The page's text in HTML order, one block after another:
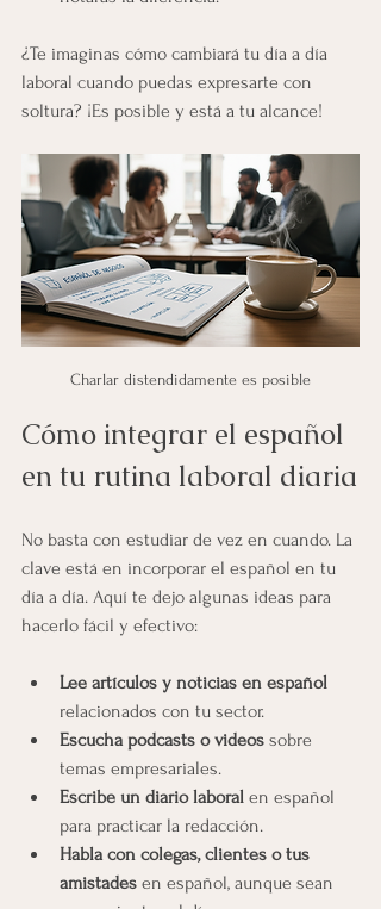
¿Te imaginas cómo cambiará tu día a día
laboral cuando puedas expresarte con
soltura? ¡Es posible y está a tu alcance!
Charlar distendidamente es posible
Cómo integrar el español
en tu rutina laboral diaria
No basta con estudiar de vez en cuando. La
clave está en incorporar el español en tu
día a día. Aquí te dejo algunas ideas para
hacerlo fácil y efectivo:
Lee artículos y noticias en español
relacionados con tu sector.
Escucha podcasts o videos sobre
temas empresariales.
Escribe un diario laboral en español
para practicar la redacción.
Habla con colegas, clientes o tus
amistades en español, aunque sean